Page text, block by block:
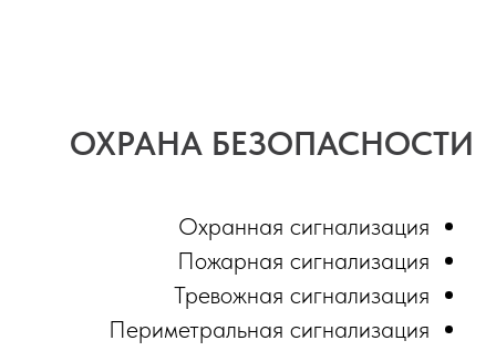
ОХРАНА БЕЗОПАСНОСТИ
Охранная сигнализация
Пожарная сигнализация
Тревожная сигнализация
Периметральная сигнализация